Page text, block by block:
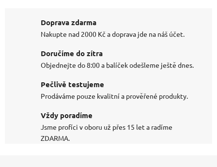
Doprava zdarma
Nakupte nad 2000 Kč a doprava jde na náš účet.
Doručíme do zítra
Objednejte do 8:00 a balíček odešleme ještě dnes.
Pečlivě testujeme
Prodáváme pouze kvalitní a prověřené produkty.
Vždy poradíme
Jsme profíci v oboru už přes 15 let a radíme
ZDARMA.